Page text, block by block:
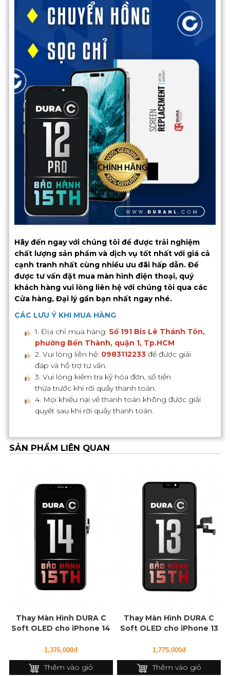
Hãy đến ngay với chúng tôi để được trải nghiệm
chất lượng sản phẩm và dịch vụ tốt nhất với giá cả
cạnh tranh nhất cùng nhiều ưu đãi hấp dẫn. Để
được tư vấn đặt mua màn hình điện thoại, quý
khách hàng vui lòng liên hệ với chúng tôi qua các
Cửa hàng, Đại lý gần bạn nhất ngay nhé.
CÁC LƯU Ý KHI MUA HÀNG
1. Địa chỉ mua hàng: Số 191 Bis Lê Thánh Tôn,
phường Bến Thành, quận 1, Tp.HCM
2. Vui lòng liên hệ: 0983112233để được giải
đáp và hỗ trợ tư vấn.
3. Vui lòng kiểm tra kỹ hóa đơn, số tiền
thừa trước khi rời quầy thanh toán.
4. Mọi khiếu nại về thanh toán không được giải
quyết sau khi rời quầy thanh toán.
SẢN PHẨM LIÊN QUAN
Thay Màn Hình DURA C
Soft OLED cho iPhone 14
1,376,000đ
Thêm vào giỏ
Thay Màn Hình DURA C
Soft OLED cho iPhone 13
1,775,000đ
Thêm vào giỏ